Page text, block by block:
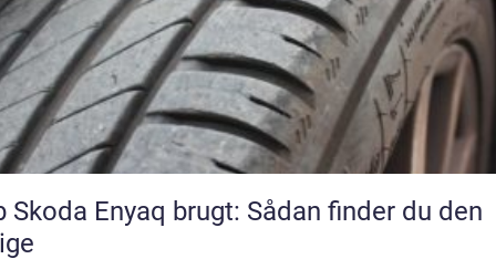
Skoda Enyaq brugt: Sådan finder du den